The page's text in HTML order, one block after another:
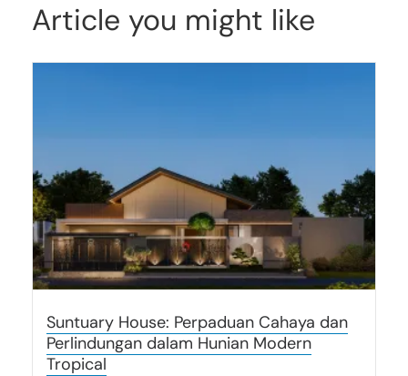
Article you might like
Suntuary House: Perpaduan Cahaya dan
Perlindungan dalam Hunian Modern
Tropical